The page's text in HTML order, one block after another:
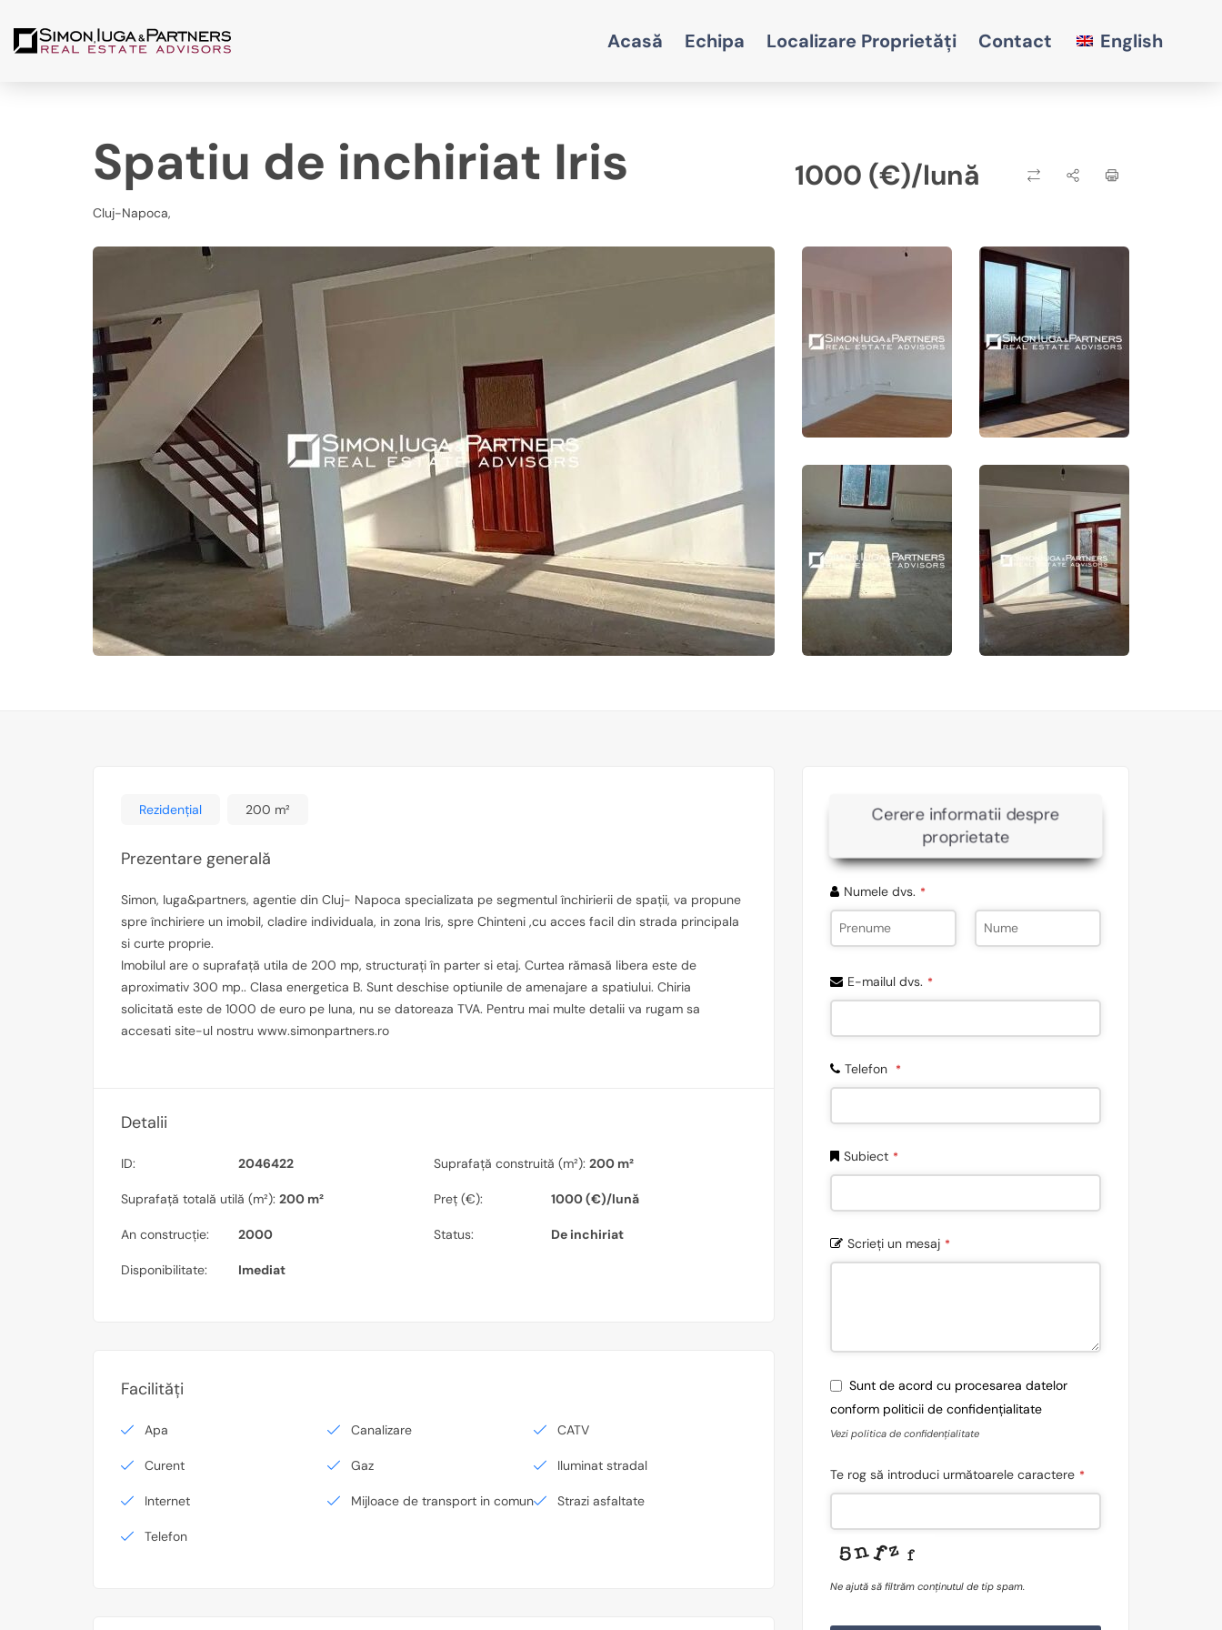
Acasă Echipa Localizare Proprietăți Contact English
Spatiu de inchiriat Iris
Cluj-Napoca,
1000 (€)/lună
Rezidențial 200 m²
Prezentare generală
Simon, Iuga&partners, agentie din Cluj- Napoca specializata pe segmentul închirierii de spații, va propune
spre închiriere un imobil, cladire individuala, in zona Iris, spre Chinteni ,cu acces facil din strada principala
si curte proprie.
Imobilul are o suprafață utila de 200 mp, structurați în parter si etaj. Curtea rămasă libera este de
aproximativ 300 mp.. Clasa energetica B. Sunt deschise optiunile de amenajare a spatiului. Chiria
solicitată este de 1000 de euro pe luna, nu se datoreaza TVA. Pentru mai multe detalii va rugam sa
accesati site-ul nostru www.simonpartners.ro
Detalii
ID: 2046422 Suprafață construită (m²): 200 m²
Suprafață totală utilă (m²): 200 m² Preț (€): 1000 (€)/lună
An construcție: 2000 Status: De inchiriat
Disponibilitate: Imediat
Facilități
Apa Canalizare CATV
Curent Gaz Iluminat stradal
Internet Mijloace de transport in comun Strazi asfaltate
Telefon
Cerere informatii despre
proprietate
Numele dvs. *
E-mailul dvs. *
Telefon *
Subiect *
Scrieți un mesaj *
Sunt de acord cu procesarea datelor
conform politicii de confidențialitate
Vezi politica de confidențialitate
Te rog să introduci următoarele caractere *
Ne ajută să filtrăm conținutul de tip spam.